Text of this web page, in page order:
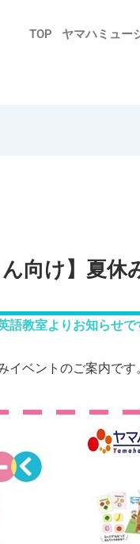
TOP ヤマハミュー
ん向け】夏
語教室よりお知らせで
イベントのご案内です